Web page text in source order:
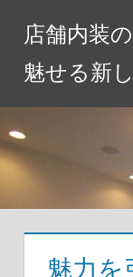
へ
店舗内装
魅せる新
魅力を